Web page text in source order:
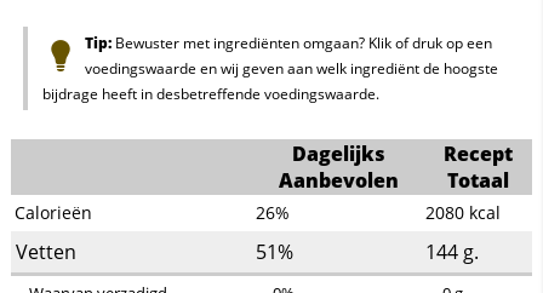
Tip:Bewuster met ingrediënten omgaan? Klik of druk op een
voedingswaarde en wij geven aan welk ingrediënt de hoogste
bijdrage heeft in desbetreffende voedingswaarde.
Dagelijks
Aanbevolen
Recept
Totaal
Calorieën 26% 2080 kcal
Vetten 51% 144 g.